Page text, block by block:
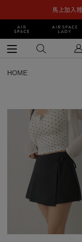
馬上加入
HOME